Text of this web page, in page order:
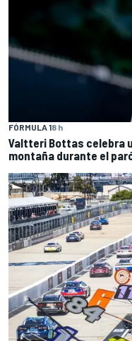
FÓRMULA 18 h
Valtteri Bottas celebra
montaña durante el